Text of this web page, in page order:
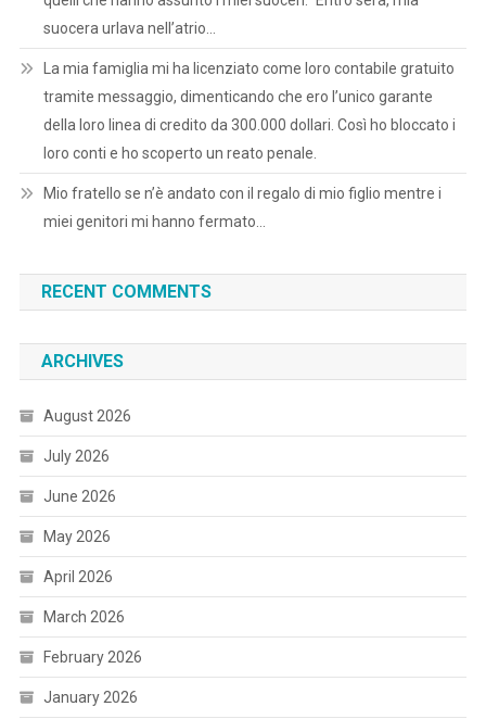
suocera urlava nell’atrio…
La mia famiglia mi ha licenziato come loro contabile gratuito
tramite messaggio, dimenticando che ero l’unico garante
della loro linea di credito da 300.000 dollari. Così ho bloccato i
loro conti e ho scoperto un reato penale.
Mio fratello se n’è andato con il regalo di mio figlio mentre i
miei genitori mi hanno fermato…
RECENT COMMENTS
ARCHIVES
August 2026
July 2026
June 2026
May 2026
April 2026
March 2026
February 2026
January 2026